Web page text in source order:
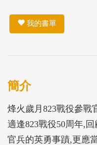
我的書單
簡介
烽火歲月823戰役參戰
適逢823戰役50周年,
官兵的英勇事蹟,更應